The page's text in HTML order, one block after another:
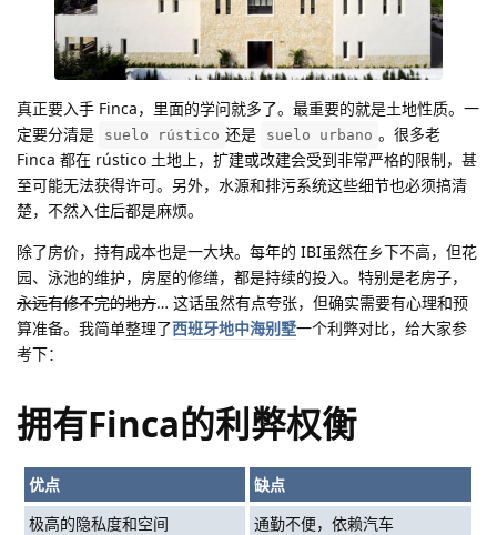
真正要入手 Finca，里面的学问就多了。最重要的就是土地性质。一
定要分清是
suelo rústico 还是 suelo urbano 。很多老
Finca 都在 rústico 土地上，扩建或改建会受到非常严格的限制，甚
至可能无法获得许可。另外，水源和排污系统这些细节也必须搞清
楚，不然入住后都是麻烦。
除了房价，持有成本也是一大块。每年的 IBI虽然在乡下不高，但花
园、泳池的维护，房屋的修缮，都是持续的投入。特别是老房子，
永远有修不完的地方… 这话虽然有点夸张，但确实需要有心理和预
算准备。我简单整理了西班牙地中海别墅一个利弊对比，给大家参
考下：
拥有Finca的利弊权衡
优点
缺点
极高的隐私度和空间
通勤不便，依赖汽车